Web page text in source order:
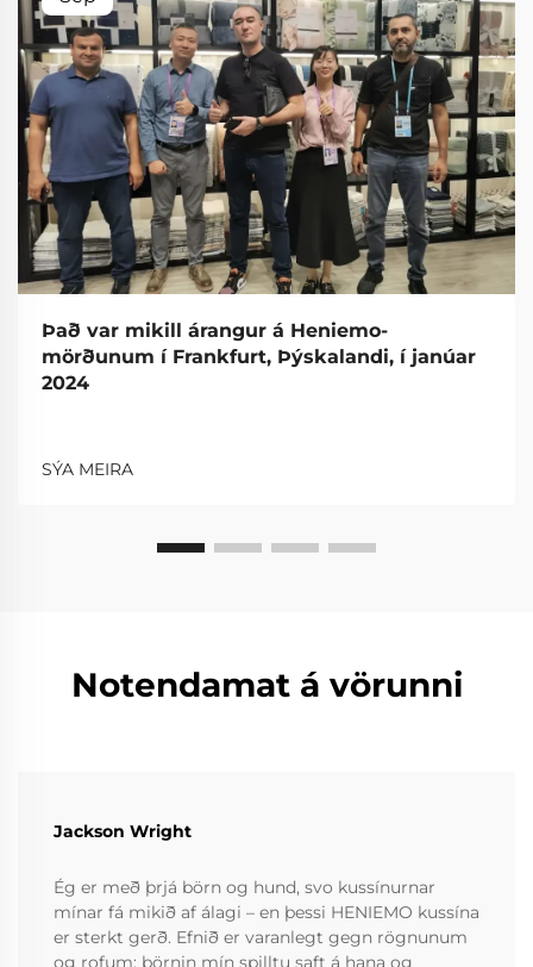
Það var mikill árangur á Heniemo-
mörðunum í Frankfurt, Þýskalandi, í janúar
2024
SÝA MEIRA
Notendamat á vörunni
Jackson Wright
Ég er með þrjá börn og hund, svo kussínurnar
mínar fá mikið af álagi – en þessi HENIEMO kussína
er sterkt gerð. Efnið er varanlegt gegn rögnunum
og rofum; börnin mín spilltu saft á hana og